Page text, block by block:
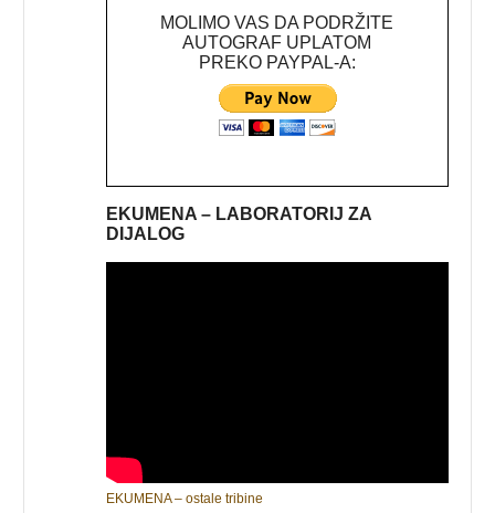
MOLIMO VAS DA PODRŽITE
AUTOGRAF UPLATOM
PREKO PAYPAL-A:
EKUMENA – LABORATORIJ ZA
DIJALOG
EKUMENA – ostale tribine